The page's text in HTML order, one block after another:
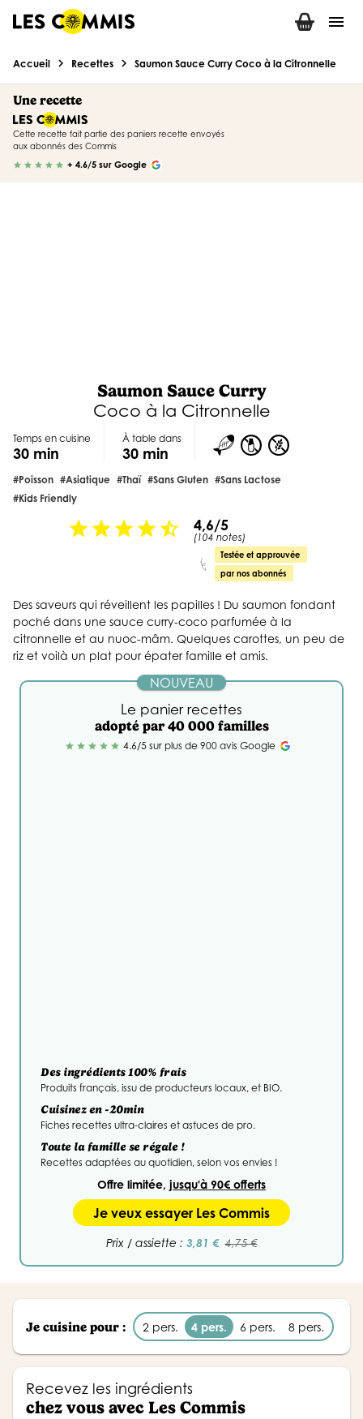
menu
Accueil chevron_right Recettes chevron_right Saumon Sauce Curry Coco à la Citronnelle
Une recette
Cette recette fait partie des paniers recette envoyés
aux abonnés des Commis
star star star star star + 4.6/5 sur Google
Saumon Sauce Curry
Coco à la Citronnelle
Temps en cuisine
30 min
À table dans
30 min
#poisson #Asiatique #Thaï #sans Gluten #sans Lactose
#Kids Friendly
starstarstarstarstar_half 4,6/5
(104 notes)
Testée et approuvée
par nos abonnés
Des saveurs qui réveillent les papilles ! Du saumon fondant
poché dans une sauce curry-coco parfumée à la
citronnelle et au nuoc-mâm. Quelques carottes, un peu de
riz et voilà un plat pour épater famille et amis.
NOUVEAU
Le panier recettes
adopté par 40 000 familles
star star star star star 4.6/5 sur plus de 900 avis Google
Des ingrédients 100% frais
Produits français, issu de producteurs locaux, et BIO.
Cuisinez en -20min
Fiches recettes ultra-claires et astuces de pro.
Toute la famille se régale !
Recettes adaptées au quotidien, selon vos envies !
Offre limitée, jusqu'à 90€ offerts
Je veux essayer Les Commis
Prix / assiette : 3,81 € 4,75 €
Je cuisine pour : 2 pers. 4 pers. 6 pers. 8 pers.
Recevez les ingrédients
chez vous avec Les Commis